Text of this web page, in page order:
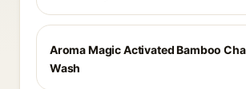
Aroma Magic Activated Bamboo
Wash